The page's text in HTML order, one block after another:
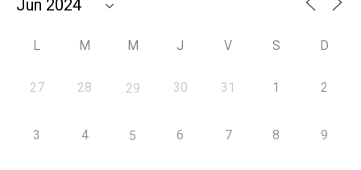
L M M J V S D
27 28 29 30 31 1 2
3 4 5 6 7 8 9